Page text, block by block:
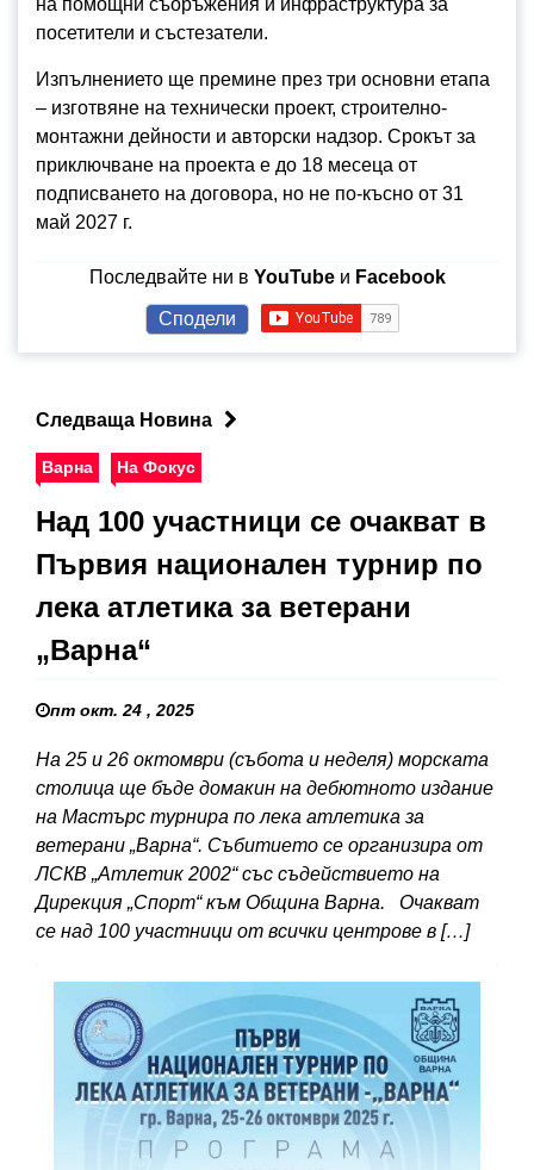
на помощни съоръжения и инфраструктура за
посетители и състезатели.
Изпълнението ще премине през три основни етапа
– изготвяне на технически проект, строително-
монтажни дейности и авторски надзор. Срокът за
приключване на проекта е до 18 месеца от
подписването на договора, но не по-късно от 31
май 2027 г.
Последвайте ни в YouTubeи Facebook
Сподели
Следваща Новина
Варна На Фокус
Над 100 участници се очакват в
Първия национален турнир по
лека атлетика за ветерани
„Варна“
пт окт. 24 , 2025
На 25 и 26 октомври (събота и неделя) морската
столица ще бъде домакин на дебютното издание
на Мастърс турнира по лека атлетика за
ветерани „Варна“. Събитието се организира от
ЛСКВ „Атлетик 2002“ със съдействието на
Дирекция „Спорт“ към Община Варна. Очакват
се над 100 участници от всички центрове в […]